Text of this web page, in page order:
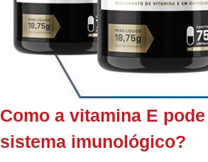
Como a vitamina E pode